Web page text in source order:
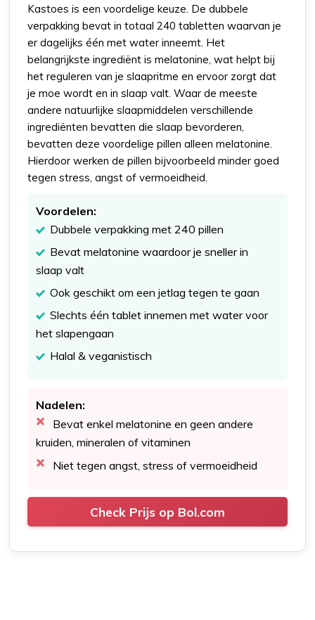
Kastoes is een voordelige keuze. De dubbele
verpakking bevat in totaal 240 tabletten waarvan je
er dagelijks één met water inneemt. Het
belangrijkste ingrediënt is melatonine, wat helpt bij
het reguleren van je slaapritme en ervoor zorgt dat
je moe wordt en in slaap valt. Waar de meeste
andere natuurlijke slaapmiddelen verschillende
ingrediënten bevatten die slaap bevorderen,
bevatten deze voordelige pillen alleen melatonine.
Hierdoor werken de pillen bijvoorbeeld minder goed
tegen stress, angst of vermoeidheid.
Voordelen:
Dubbele verpakking met 240 pillen
Bevat melatonine waardoor je sneller in
slaap valt
Ook geschikt om een jetlag tegen te gaan
Slechts één tablet innemen met water voor
het slapengaan
Halal & veganistisch
Nadelen:
Bevat enkel melatonine en geen andere
kruiden, mineralen of vitaminen
Niet tegen angst, stress of vermoeidheid
Check Prijs op Bol.com